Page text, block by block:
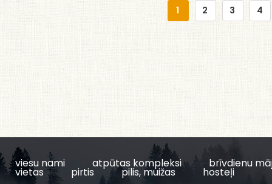
1 2 3 4
viesu nami atpūtas kompleksi brīvdienu
vietas pirtis pilis, muižas hosteļi